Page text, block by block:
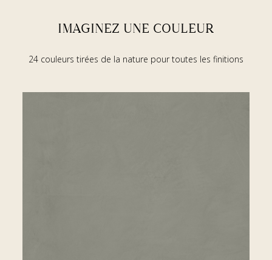
IMAGINEZ UNE COULEUR
24 couleurs tirées de la nature pour toutes les finitions